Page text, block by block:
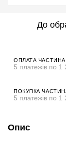
До
ОПЛАТА
5 платежів по 1
ПОКУПКА
5 платежів по 1
Опис